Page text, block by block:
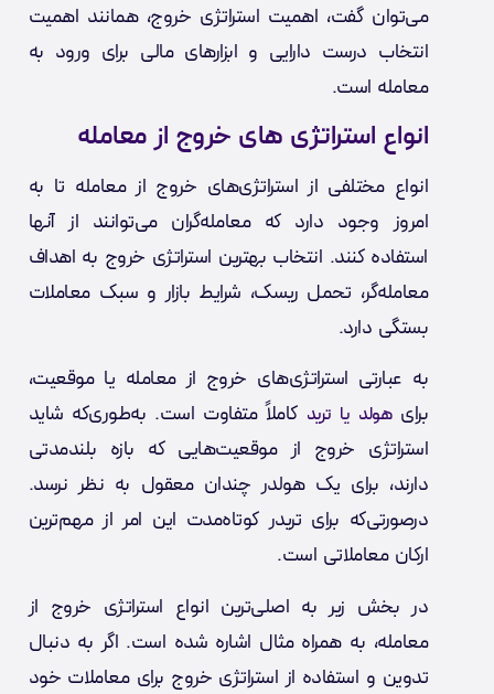
می‌توان گفت، اهمیت استراتژی خروج، همانند اهمیت
انتخاب درست دارایی و ابزارهای مالی برای ورود به
معامله است.
انواع استراتژی های خروج از معامله
انواع مختلفی از استراتژی‌های خروج از معامله تا به
امروز وجود دارد که معامله‌گران می‌توانند از آنها
استفاده کنند. انتخاب بهترین استراتژی خروج به اهداف
معامله‌گر، تحمل ریسک، شرایط بازار و سبک معاملات
بستگی دارد.
به عبارتی استراتژی‌های خروج از معامله یا موقعیت،
برایهولد یا ترید کاملاً متفاوت است. به‌طوری‌که شاید
استراتژی خروج از موقعیت‌هایی که بازه بلندمدتی
دارند، برای یک هولدر چندان معقول به نظر نرسد.
درصورتی‌که برای تریدر کوتاه‌مدت این امر از مهم‌ترین
ارکان معاملاتی است.
در بخش زیر به اصلی‌ترین انواع استراتژی خروج از
معامله، به همراه مثال اشاره شده است. اگر به دنبال
تدوین و استفاده از استراتژی خروج برای معاملات خود